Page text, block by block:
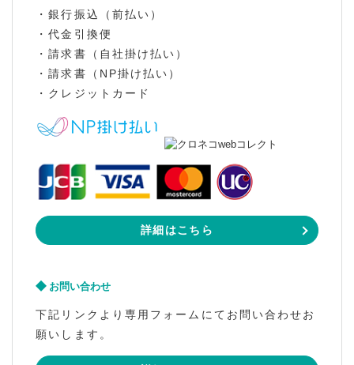
・銀行振込（前払い）
・代金引換便
・請求書（自社掛け払い）
・請求書（NP掛け払い）
・クレジットカード
詳細はこちら
お問い合わせ
下記リンクより専用フォームにてお問い合わせお
願いします。